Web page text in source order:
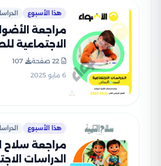
هذا الأسبوع
مراجعة
الاجتماعية
PDF بالاجابات
22 صفحة
107
6 مايو 2025
هذا الأسبوع
مراجعة سلاح
الدراسات